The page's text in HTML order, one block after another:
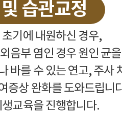
습관교정
기에 내원하신 경우,
음부 염인 경우 원인 균
바를 수 있는 연고, 주사
증상 완화를 도와드립니
교육을 진행합니다.